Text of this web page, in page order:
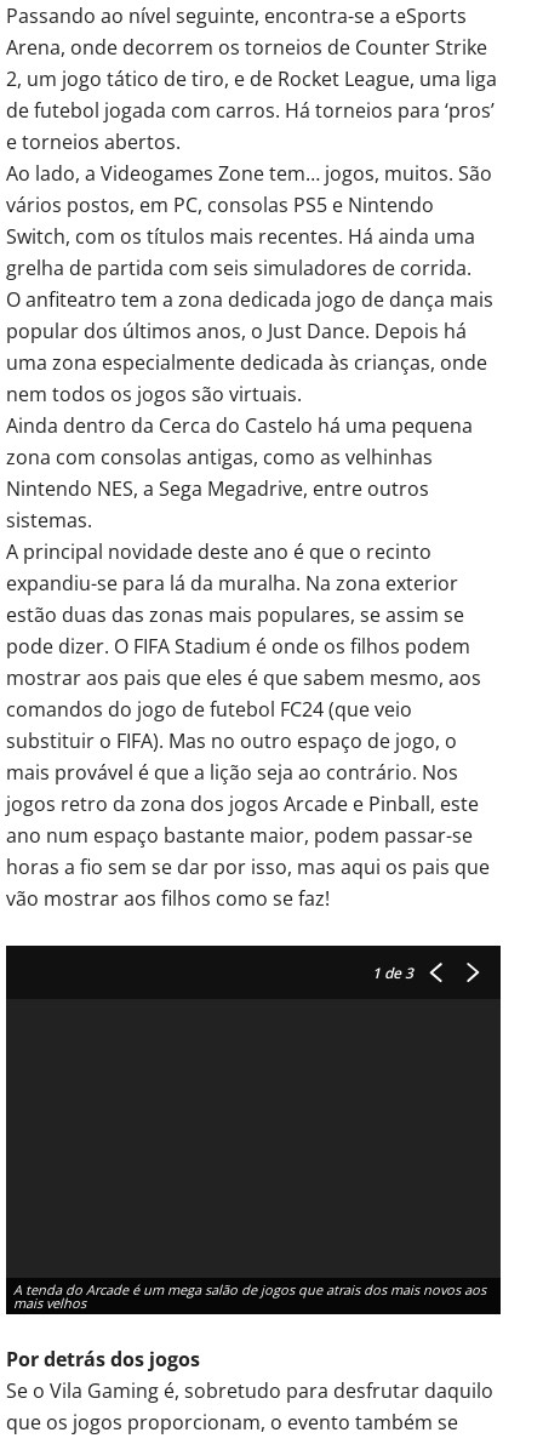
Passando ao nível seguinte, encontra-se a eSports
Arena, onde decorrem os torneios de Counter Strike
2, um jogo tático de tiro, e de Rocket League, uma liga
de futebol jogada com carros. Há torneios para ‘pros’
e torneios abertos.
Ao lado, a Videogames Zone tem… jogos, muitos. São
vários postos, em PC, consolas PS5 e Nintendo
Switch, com os títulos mais recentes. Há ainda uma
grelha de partida com seis simuladores de corrida.
O anfiteatro tem a zona dedicada jogo de dança mais
popular dos últimos anos, o Just Dance. Depois há
uma zona especialmente dedicada às crianças, onde
nem todos os jogos são virtuais.
Ainda dentro da Cerca do Castelo há uma pequena
zona com consolas antigas, como as velhinhas
Nintendo NES, a Sega Megadrive, entre outros
sistemas.
A principal novidade deste ano é que o recinto
expandiu-se para lá da muralha. Na zona exterior
estão duas das zonas mais populares, se assim se
pode dizer. O FIFA Stadium é onde os filhos podem
mostrar aos pais que eles é que sabem mesmo, aos
comandos do jogo de futebol FC24 (que veio
substituir o FIFA). Mas no outro espaço de jogo, o
mais provável é que a lição seja ao contrário. Nos
jogos retro da zona dos jogos Arcade e Pinball, este
ano num espaço bastante maior, podem passar-se
horas a fio sem se dar por isso, mas aqui os pais que
vão mostrar aos filhos como se faz!
1 de 3
A tenda do Arcade é um mega salão de jogos que atrais dos mais novos aos
mais velhos
Por detrás dos jogos
Se o Vila Gaming é, sobretudo para desfrutar daquilo
que os jogos proporcionam, o evento também se